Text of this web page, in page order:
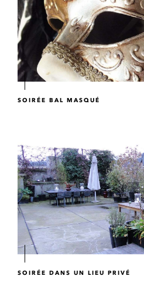
SOIRÉE BAL MASQUÉ
SOIRÉE DANS UN LIEU PRIVÉ